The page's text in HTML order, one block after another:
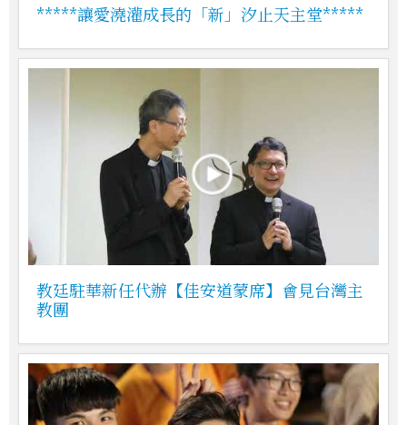
*****讓愛澆灌成長的「新」汐止天主堂*****
教廷駐華新任代辦【佳安道蒙席】會見台灣主
教團